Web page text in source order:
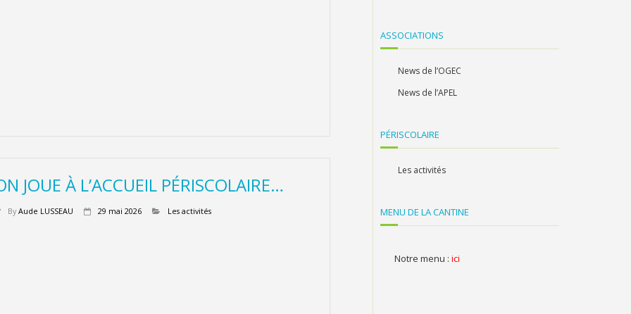
JOUE À L’ACCUEIL PÉRISCOLAIRE…
ByAude LUSSEAU 29 mai 2026 Les activités
ASSOCIATIONS
News de l’OGEC
News de l’APEL
PÉRISCOLAIRE
Les activités
MENU DE LA CANTINE
Notre menu : ici